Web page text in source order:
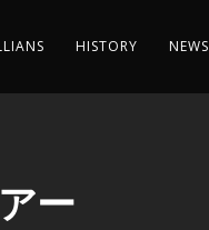
HISTORY NEWS
ー